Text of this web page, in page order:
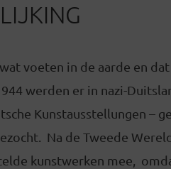
voeten in de aarde en
werden er in nazi-
Kunstausstellungen –
Na de Tweede
kunstwerken mee,